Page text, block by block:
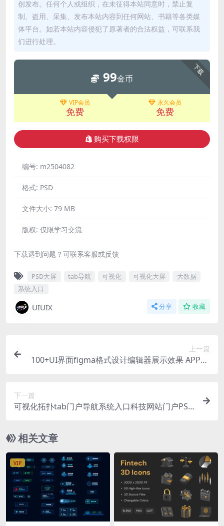
创发布。任何个人或组织，在未征得本站同意时，禁止复
制、盗用、采集、发布本站内容到任何网站、书籍等各类媒
体平台。如若本站内容侵犯了原著者的合法权益，可联系我
们进行处理。
下载
99金币
VIP会员
免费
永久会员
免费
购买下载权限
编号: m2504082
格式: PSD
文件大小: 79 MB
版权: 仅限学习交流
下载遇到问题？可联系客服或反馈
PSD大屏 tab导航 可视化 可视化大屏
大数据
系统入口
UIUIX 分享 收藏
上一篇
100+UI界面figma格式设计编辑器展示效果 APP+P
下一篇
可视化拓扑tab门户导航系统入口科技网站门户PSD
相关文章
VIP